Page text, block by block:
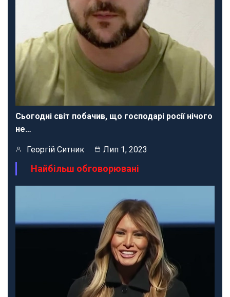
Сьогодні світ побачив, що господарі росії нічого
не…
Георгій Ситник Лип 1, 2023
Найбільш обговорювані